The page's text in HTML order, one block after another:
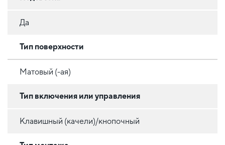
Да
Тип поверхности
Матовый (-ая)
Тип включения или управления
Клавишный (качели)/кнопочный